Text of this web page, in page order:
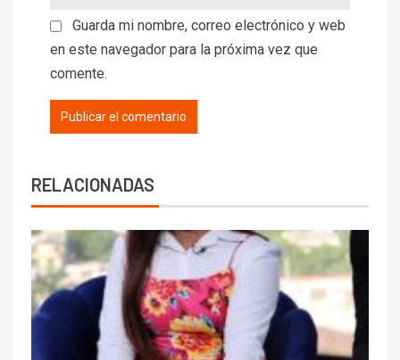
Guarda mi nombre, correo electrónico y web
en este navegador para la próxima vez que
comente.
RELACIONADAS